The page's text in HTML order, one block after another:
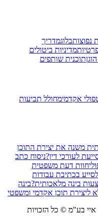
נפוצותבלוגמדריך
מדיניות ביטולים
תוכנית שותפים
פולי אקדמימחולל תביעות
משנה את יצירת התוכן
לעורכי דין?ניסוח כתב
חוות דעת משפטית
בכתיבת עבודות
בינה מלאכותית?בינה
ליצירת תוכן אקדמי ומשפטי
איי בע"מ © כל הזכויות